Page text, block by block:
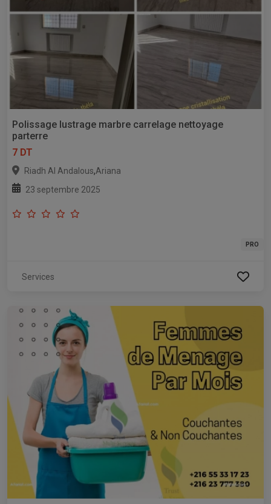
Polissage lustrage marbre carrelage nettoyage
parterre
7 DT
Riadh Al Andalous,Ariana
23 septembre 2025
PRO
Services